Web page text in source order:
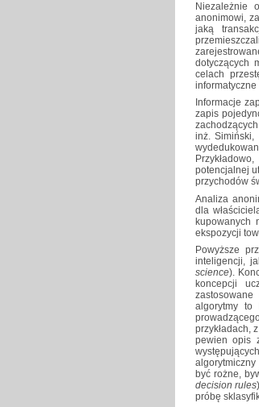
Niezależnie
anonimowi,
jaką
dotyczących
celach
informatyczne
Informacje
zapis
inż. Simiński,
potencjalnej
przychodów
Analiza
dla
kupowanych
ekspozycji
Powyższe
inteligencji,
science).
koncepcji
algorytmy to
przykładach,
pewien opis
algorytmiczny
być rożne,
decision rules
próbę